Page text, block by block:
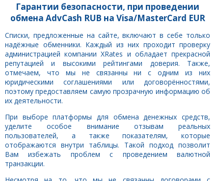
Гарантии безопасности, при проведении
обмена AdvCash RUB на Visa/MasterCard EUR
Списки, предложенные на сайте, включают в себе только
надёжные обменники. Каждый из них проходит проверку
администрацией компании XRates и обладает прекрасной
репутацией и высокими рейтингами доверия. Также,
отмечаем, что мы не связанны ни с одним из них
юридическими соглашениями или договорённостями,
поэтому предоставляем самую прозрачную информацию об
их деятельности.
При выборе платформы для обмена денежных средств,
уделите особое внимание отзывам реальных
пользователей, а также показателям, которые
отображаются внутри таблицы. Такой подход позволит
Вам избежать проблем с проведением валютной
транзакции.